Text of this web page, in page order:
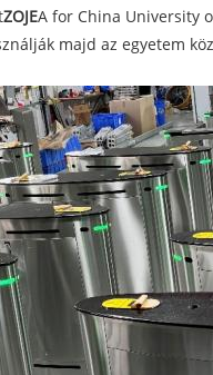
ZOJEA for China University
majd az egyetem